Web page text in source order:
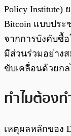
Policy Institute)
Bitcoin แบบประ
จากการบังคับซื้
มีส่วนร่วมอย่าง
ขับเคลื่อนด้วยก
ทำไมต้องท
เหตุผลหลักของ